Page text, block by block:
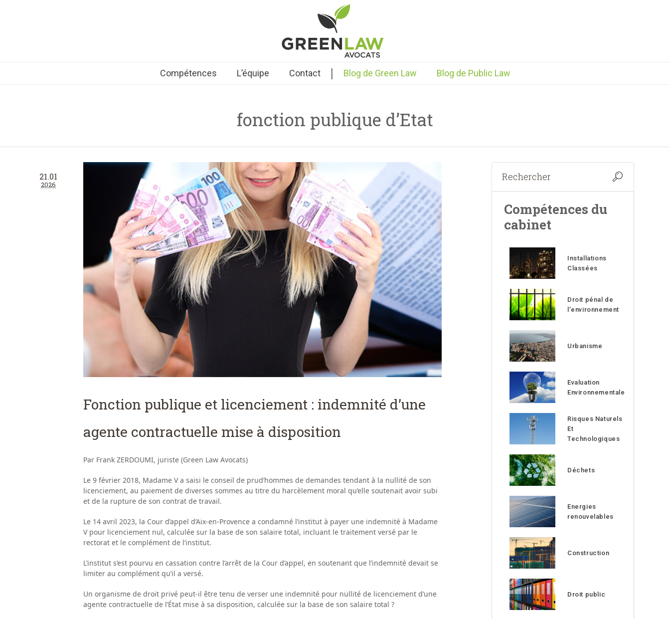
Compétences L’équipe Contact | Blog de Green Law Blog de Public Law
fonction publique d’Etat
21.01
2026
Fonction publique et licenciement : indemnité d’une
agente contractuelle mise à disposition
Par Frank ZERDOUMI, juriste (Green Law Avocats)
Le 9 février 2018, Madame V a saisi le conseil de prud’hommes de demandes tendant à la nullité de son
licenciement, au paiement de diverses sommes au titre du harcèlement moral qu’elle soutenait avoir subi
et de la rupture de son contrat de travail.
Le 14 avril 2023, la Cour d’appel d’Aix-en-Provence a condamné l’institut à payer une indemnité à Madame
V pour licenciement nul, calculée sur la base de son salaire total, incluant le traitement versé par le
rectorat et le complément de l’institut.
L’institut s’est pourvu en cassation contre l’arrêt de la Cour d’appel, en soutenant que l’indemnité devait se
limiter au complément qu’il a versé.
Un organisme de droit privé peut-il être tenu de verser une indemnité pour nullité de licenciement d’une
agente contractuelle de l’État mise à sa disposition, calculée sur la base de son salaire total ?
Compétences du
cabinet
Installations
Classées
Droit pénal de
l’environnement
Urbanisme
Evaluation
Environnementale
Risques Naturels
Et
Technologiques
Déchets
Energies
renouvelables
Construction
Droit public